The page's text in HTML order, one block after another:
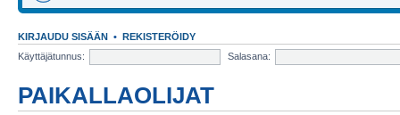
KIRJAUDU SISÄÄN • REKISTERÖIDY
Käyttäjätunnus:
Salasana:
PAIKALLAOLIJAT